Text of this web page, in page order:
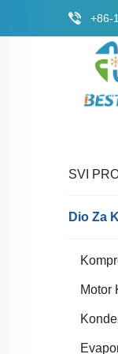
+86-
SVI
Dio Za
Motor